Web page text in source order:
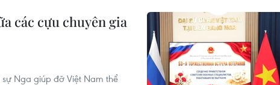
các cựu chuyên gia
Nga giúp đỡ Việt Nam thể